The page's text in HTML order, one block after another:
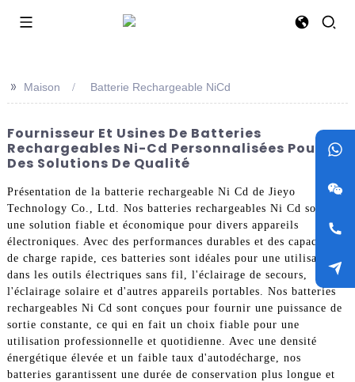
>> Maison Batterie Rechargeable NiCd
Fournisseur Et Usines De Batteries
Rechargeables Ni-Cd Personnalisées Pour
Des Solutions De Qualité
Présentation de la batterie rechargeable Ni Cd de Jieyo
Technology Co., Ltd. Nos batteries rechargeables Ni Cd sont
une solution fiable et économique pour divers appareils
électroniques. Avec des performances durables et des capacités
de charge rapide, ces batteries sont idéales pour une utilisation
dans les outils électriques sans fil, l'éclairage de secours,
l'éclairage solaire et d'autres appareils portables. Nos batteries
rechargeables Ni Cd sont conçues pour fournir une puissance de
sortie constante, ce qui en fait un choix fiable pour une
utilisation professionnelle et quotidienne. Avec une densité
énergétique élevée et un faible taux d'autodécharge, nos
batteries garantissent une durée de conservation plus longue et